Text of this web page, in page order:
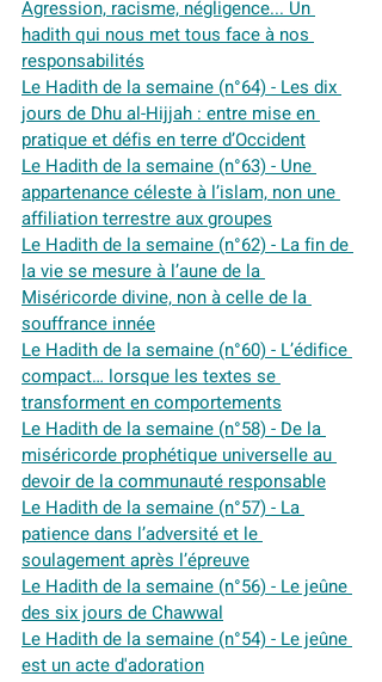
Agression, racisme, négligence... Un
hadith qui nous met tous face à nos
responsabilités
Le Hadith de la semaine (n°64) - Les dix
jours de Dhu al-Hijjah : entre mise en
pratique et défis en terre d’Occident
Le Hadith de la semaine (n°63) - Une
appartenance céleste à l’islam, non une
affiliation terrestre aux groupes
Le Hadith de la semaine (n°62) - La fin de
la vie se mesure à l’aune de la
Miséricorde divine, non à celle de la
souffrance innée
Le Hadith de la semaine (n°60) - L’édifice
compact… lorsque les textes se
transforment en comportements
Le Hadith de la semaine (n°58) - De la
miséricorde prophétique universelle au
devoir de la communauté responsable
Le Hadith de la semaine (n°57) - La
patience dans l’adversité et le
soulagement après l’épreuve
Le Hadith de la semaine (n°56) - Le jeûne
des six jours de Chawwal
Le Hadith de la semaine (n°54) - Le jeûne
est un acte d'adoration